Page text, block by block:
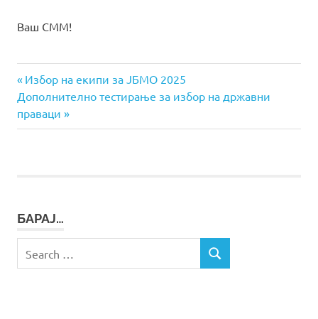
Ваш СММ!
Навигација
на
Previous
Post:
Избор на екипи за ЈБМО 2025
Next
Post:
Дополнително тестирање за избор на државни
праваци
БАРАЈ…
for:
SEARCH